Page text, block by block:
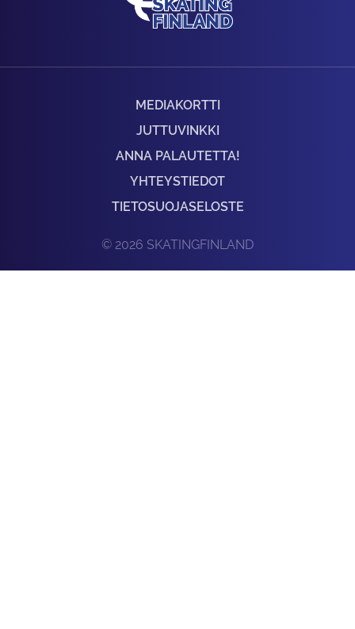
MEDIAKORTTI
JUTTUVINKKI
ANNA PALAUTETTA!
YHTEYSTIEDOT
TIETOSUOJASELOSTE
© 2026 SKATINGFINLAND